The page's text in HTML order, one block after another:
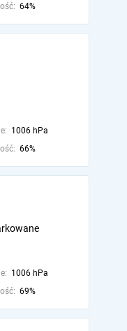
64%
1006 hPa
66%
1006 hPa
69%